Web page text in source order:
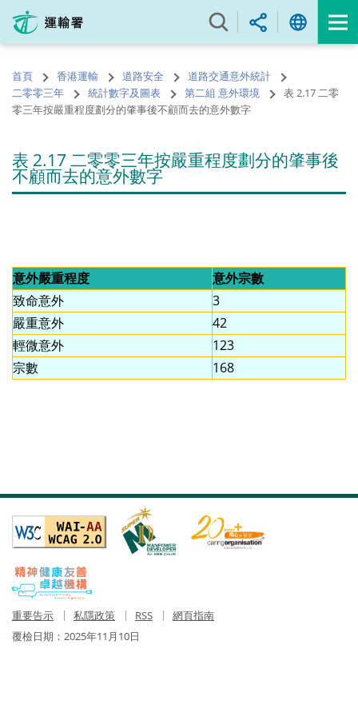
內
的
開
始
首頁 香港運輸 道路安全
道路交通意外統計
二零零三年
統計數字及圖表 第二組 意外環境
表 2.17 二零
零三年按嚴重程度劃分的肇事後不顧而去的意外數字
表 2.17 二零零三年按嚴重程度劃分的肇事後
不顧而去的意外數字
意外嚴重程度
意外宗數
致命意外
3
嚴重意外
42
輕微意外
123
宗數
168
重要告示 私隱政策 RSS
網頁指南
覆檢日期： 2025年11月10日